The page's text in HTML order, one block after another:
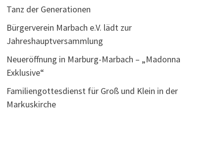
Tanz der Generationen
Bürgerverein Marbach e.V. lädt zur
Jahreshauptversammlung
Neueröffnung in Marburg-Marbach – „Madonna
Exklusive“
Familiengottesdienst für Groß und Klein in der
Markuskirche